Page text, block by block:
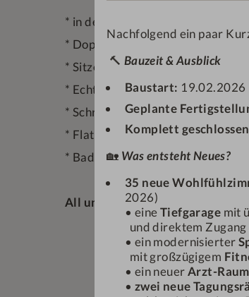
Nachfolgend ein paar
🔨 Bauzeit & Ausblick
Baustart: 19.02.2026
Geplante
Komplett geschlossen
🏡 Was entsteht Neues?
35 neue
2026)
• eineTiefgarage mit
und direktem
• ein modernisierter
mit großzügigem
• ein neuerArzt-Raum
• zwei neue
* in der 3. Etage gelegen mit
* Doppelbett und Schlafcouch
* Sitzecke mit gemütlichen Sesseln
* Echtholzboden
* Schreibtisch mit Leselicht
* Flat TV, Minibar, Telefon,
* Badezimmer mit Dusche und
All unsere Zimmer sind